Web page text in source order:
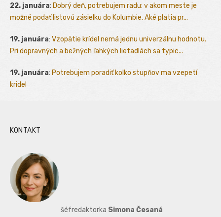
22. januára: Dobrý deň, potrebujem radu: v akom meste je
možné podať listovú zásielku do Kolumbie. Aké platia pr...
19. januára: Vzopätie krídel nemá jednu univerzálnu hodnotu.
Pri dopravných a bežných ľahkých lietadlách sa typic...
19. januára: Potrebujem poradiť kolko stupňov ma vzepetí
kridel
KONTAKT
šéfredaktorka Simona Česaná